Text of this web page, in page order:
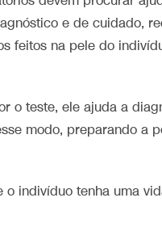
e de cuidado,
feitos na pele do
o teste, ele ajuda a
modo, preparando a
indivíduo tenha uma